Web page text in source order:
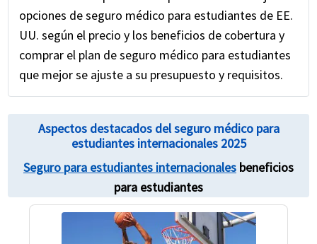
opciones de seguro médico para estudiantes de EE.
UU. según el precio y los beneficios de cobertura y
comprar el plan de seguro médico para estudiantes
que mejor se ajuste a su presupuesto y requisitos.
Aspectos destacados del seguro médico para
estudiantes internacionales 2025
Seguro para estudiantes internacionales beneficios
para estudiantes